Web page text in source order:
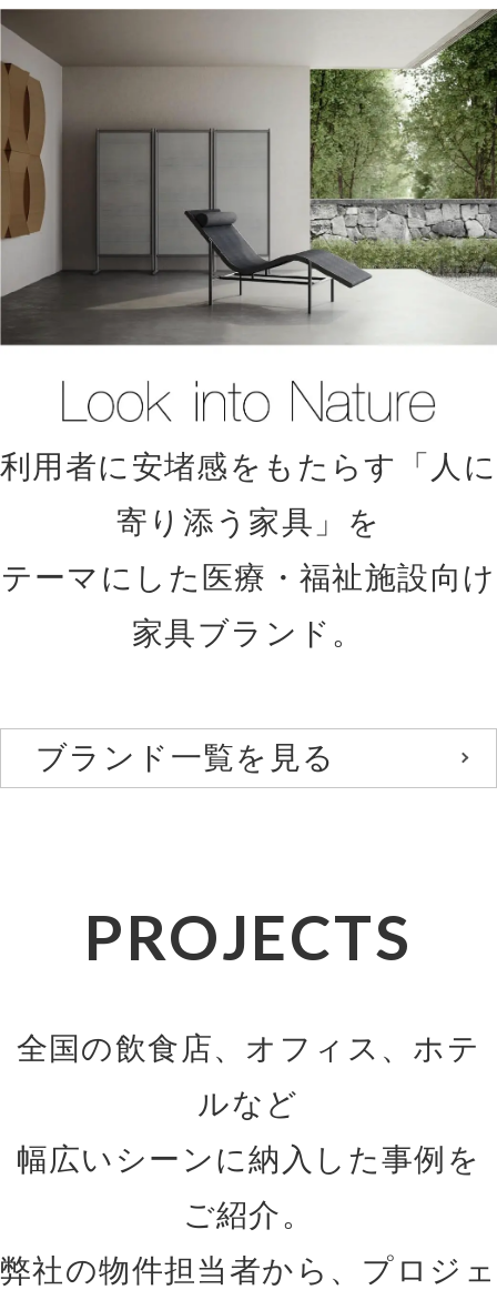
利用者に安堵感をもたらす「人に
寄り添う家具」を
テーマにした医療・福祉施設向け
家具ブランド。
ブランド一覧を見る
PROJECTS
全国の飲食店、オフィス、ホテ
ルなど
幅広いシーンに納入した事例を
ご紹介。
弊社の物件担当者から、プロジェ